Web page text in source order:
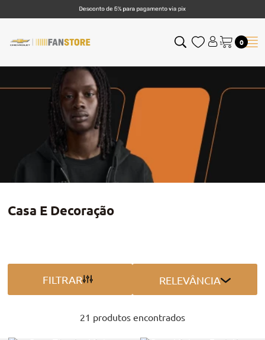
0
Casa E Decoração
RELEVÂNCIA
FILTRAR
21 produtos